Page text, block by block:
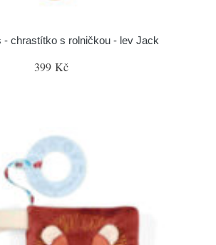
- chrastítko s rolničkou - lev Jack
399 Kč